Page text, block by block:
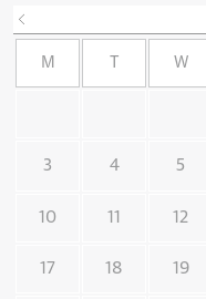
M W
3 4 5
10 11 12
17 18 19